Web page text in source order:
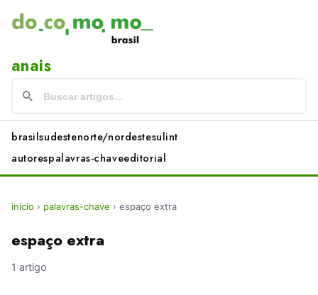
anais
brasilsudestenorte/nordestesulint
autorespalavras-chaveeditorial
início › palavras-chave › espaço extra
espaço extra
1 artigo